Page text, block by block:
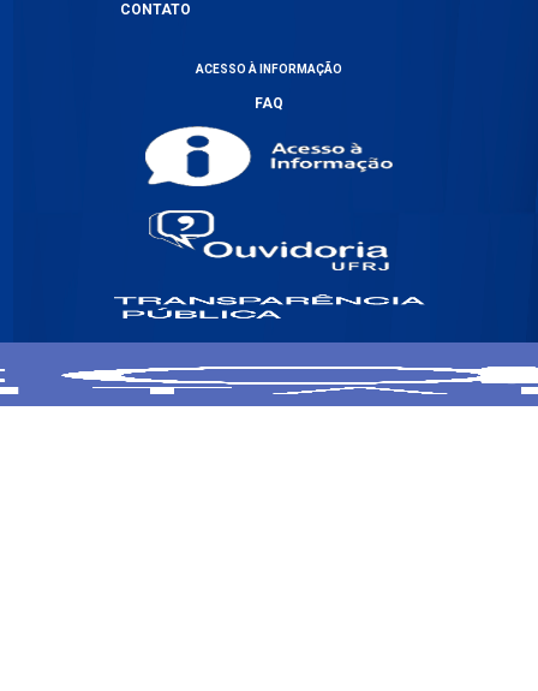
CONTATO
ACESSO À INFORMAÇÃO
FAQ